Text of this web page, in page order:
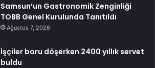
Samsun’un Gastronomik Zenginliği
TOBB Genel Kurulunda Tanıtıldı
Ağustos 7, 2026
İşçiler boru döşerken 2400 yıllık servet
buldu